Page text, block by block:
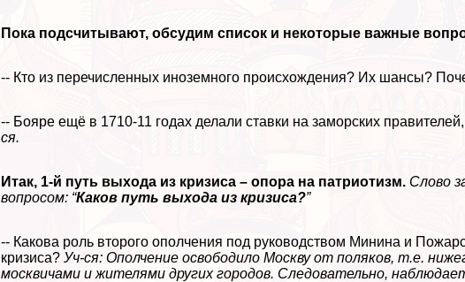
Пока подсчитывают, обсудим список и некоторые важные
-- Кто из перечисленных иноземного происхождения? Их шансы?
-- Бояре ещё в 1710-11 годах делали ставки на заморских
ся.
Итак, 1-й путь выхода из кризиса – опора на патриотизм. Слово
вопросом: “Каков путь выхода из кризиса?”
-- Какова роль второго ополчения под руководством Минина и
кризиса?Уч-ся: Ополчение освободило Москву от поляков, т.е.
москвичами и жителями других городов. Следовательно,